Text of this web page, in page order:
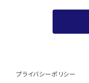
プライバシーポリシー